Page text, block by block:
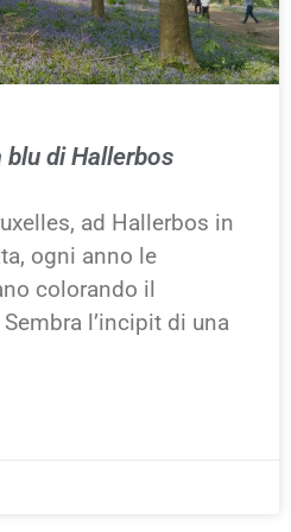
di Hallerbos
ad Hallerbos in
ogni anno le
colorando il
l’incipit di una